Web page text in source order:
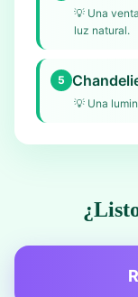
💡 Una
luz natural.
5
💡 Una